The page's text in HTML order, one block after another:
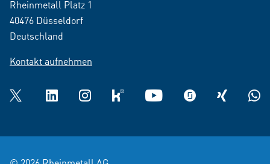
Rheinmetall Platz 1
40476 Düsseldorf
Deutschland
Kontakt aufnehmen
Twitter LinkedInInstagramkununu YouTube glassdoorXING